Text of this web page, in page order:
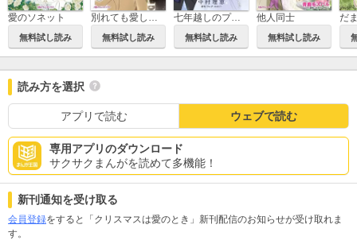
愛のソネット
無料試し読み 無料試し読み
七年越しのプロポーズ
無料試し読み
他人同士
無料試し読み
読み方を選択
アプリで読む ウェブで読む
専用アプリのダウンロード
サクサクまんがを読めて多機能！
新刊通知を受け取る
会員登録をすると「クリスマスは愛のとき」新刊配信のお知らせが受け取れま
す。